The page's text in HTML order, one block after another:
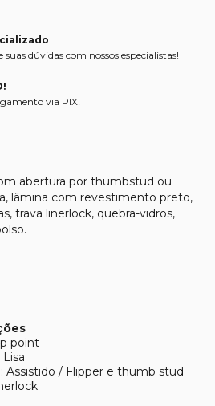
dúvidas com nossos especialistas!
via PIX!
abertura por thumbstud ou
lâmina com revestimento preto,
trava linerlock, quebra-vidros,
point
Assistido / Flipper e thumb stud